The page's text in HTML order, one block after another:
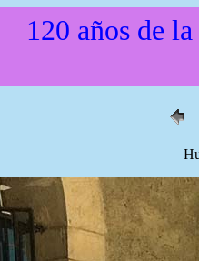
120 años de